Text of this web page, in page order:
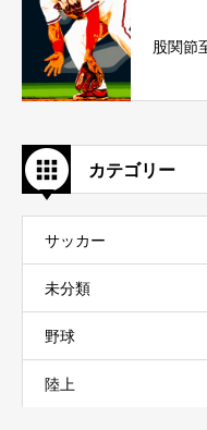
股関節
カテゴリー
サッカー
未分類
野球
陸上